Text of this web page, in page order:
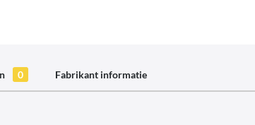
0 Fabrikant informatie